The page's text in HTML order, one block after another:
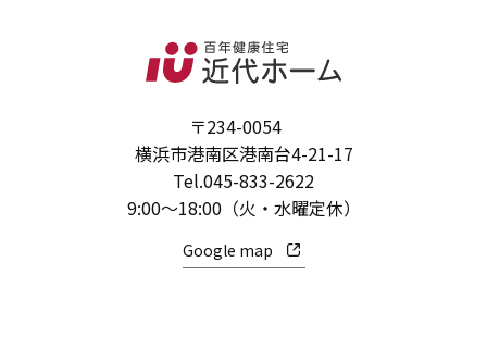
〒234-0054
横浜市港南区港南台4-21-17
Tel.045-833-2622
9:00～18:00（火・水曜定休）
Google map